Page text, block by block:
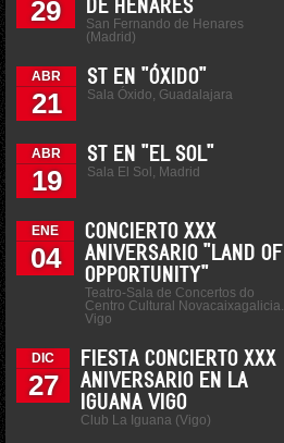
29
DE HENARES
San Fernando de Henares
(Madrid)
ABR
21
ST EN "ÓXIDO"
Sala Óxido, Guadalajara
ABR
19
ST EN "EL SOL"
Sala El Sol, Madrid
ENE
04
CONCIERTO XXX
ANIVERSARIO "LAND OF
OPPORTUNITY"
Teatro-Sala de Concertos do
Centro Cultural Novacaixagalicia.
Vigo
DIC
27
FIESTA CONCIERTO XXX
ANIVERSARIO EN LA
IGUANA VIGO
Club La Iguana (Vigo)